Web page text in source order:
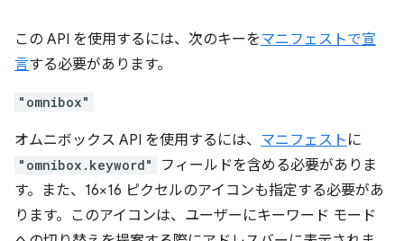
この API を使用するには、次のキーをマニフェストで宣
言する必要があります。
"omnibox"
オムニボックス API を使用するには、 マニフェスト に
"omnibox.keyword"
フィールドを含める必要がありま
す。また、16×16 ピクセルのアイコンも指定する必要があ
ります。このアイコンは、ユーザーにキーワード モード